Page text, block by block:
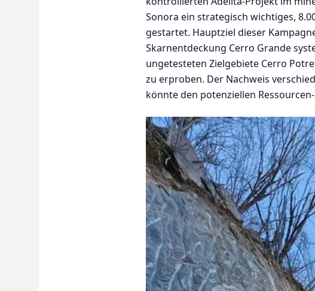
Sonora ein strategisch wichtiges,
gestartet. Hauptziel dieser
Skarnentdeckung Cerro Grande
ungetesteten Zielgebiete Cerro
zu erproben. Der Nachweis
könnte den potenziellen